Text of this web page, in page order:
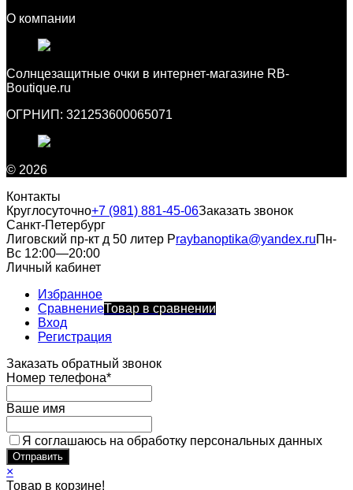
О компании
Cолнцезащитные очки в интернет-магазине RB-
Boutique.ru
ОГРНИП: 321253600065071
© 2026
Контакты
Круглосуточно+7 (981) 881-45-06Заказать звонок
Санкт-Петербург
Лиговский пр-кт д 50 литер Рraybanoptika@yandex.ruПн-
Вс 12:00—20:00
Личный кабинет
Избранное
СравнениеТовар в сравнении
Вход
Регистрация
Заказать обратный звонок
Номер телефона*
Ваше имя
Я соглашаюсь на обработку персональных данных
×
Товар в корзине!